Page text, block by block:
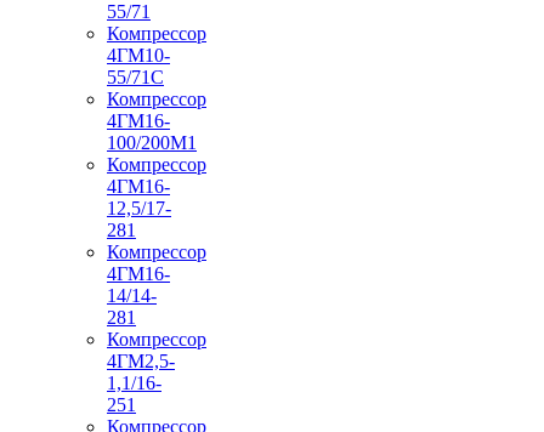
55/71
Компрессор
4ГМ10-
55/71С
Компрессор
4ГМ16-
100/200М1
Компрессор
4ГМ16-
12,5/17-
281
Компрессор
4ГМ16-
14/14-
281
Компрессор
4ГМ2,5-
1,1/16-
251
Компрессор